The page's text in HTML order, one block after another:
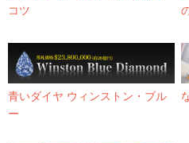
コツ
青いダイヤ ウィンストン・ブル
ー